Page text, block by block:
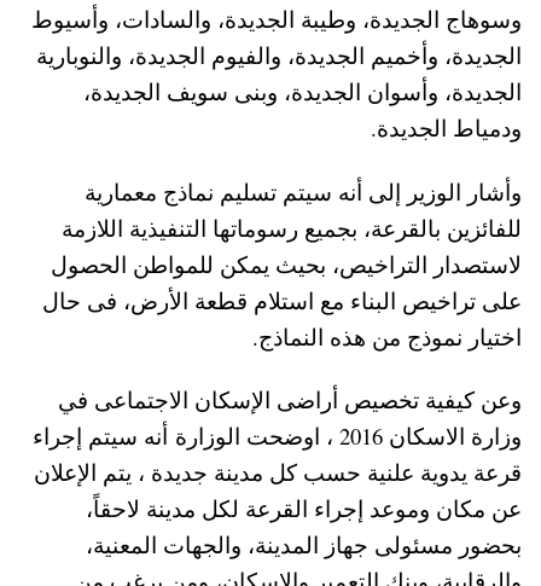
وسوهاج الجديدة، وطيبة الجديدة، والسادات، وأسيوط
الجديدة، وأخميم الجديدة، والفيوم الجديدة، والنوبارية
الجديدة، وأسوان الجديدة، وبنى سويف الجديدة،
ودمياط الجديدة.
وأشار الوزير إلى أنه سيتم تسليم نماذج معمارية
للفائزين بالقرعة، بجميع رسوماتها التنفيذية اللازمة
لاستصدار التراخيص، بحيث يمكن للمواطن الحصول
على تراخيص البناء مع استلام قطعة الأرض، فى حال
اختيار نموذج من هذه النماذج.
وعن كيفية تخصيص أراضى الإسكان الاجتماعى في
وزارة الاسكان 2016 ، اوضحت الوزارة أنه سيتم إجراء
قرعة يدوية علنية حسب كل مدينة جديدة ، يتم الإعلان
عن مكان وموعد إجراء القرعة لكل مدينة لاحقاً،
بحضور مسئولى جهاز المدينة، والجهات المعنية،